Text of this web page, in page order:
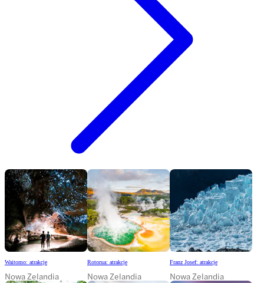
Waitomo: atrakcje
Nowa Zelandia
Rotorua: atrakcje
Nowa Zelandia
Franz Josef: atrakcje
Nowa Zelandia